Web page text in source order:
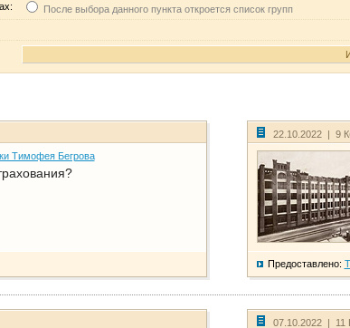
После выбора данного пункта откроется список групп
Тимофея Бегрова
22.10.2022 | 9
Предоставлено:
07.10.2022 | 11